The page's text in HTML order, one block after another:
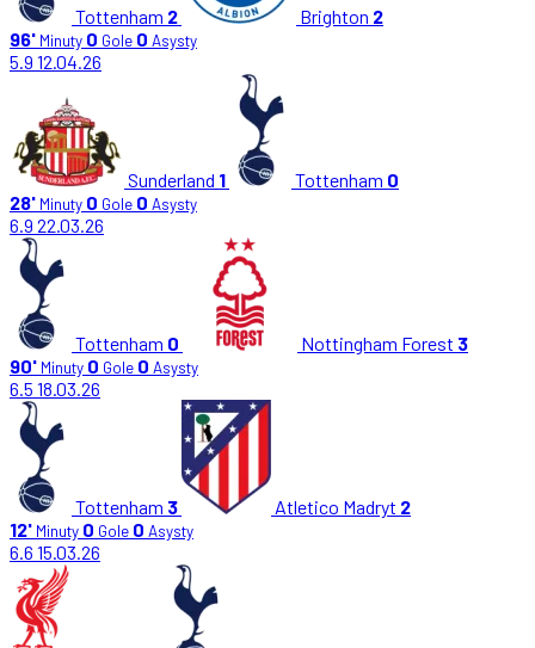
Tottenham 2 Brighton 2
96' Minuty 0 Gole 0 Asysty
5.9 12.04.26
Sunderland 1 Tottenham 0
28' Minuty 0 Gole 0 Asysty
6.9 22.03.26
Tottenham 0 Nottingham Forest 3
90' Minuty 0 Gole 0 Asysty
6.5 18.03.26
Tottenham 3 Atletico Madryt 2
12' Minuty 0 Gole 0 Asysty
6.6 15.03.26